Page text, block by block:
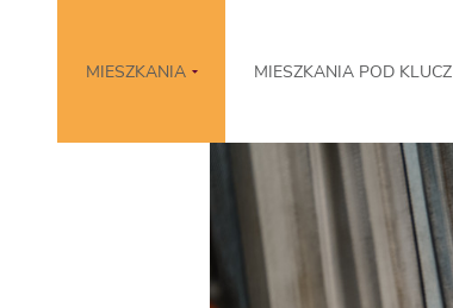
MIESZKANIA MIESZKANIA POD KLUCZ